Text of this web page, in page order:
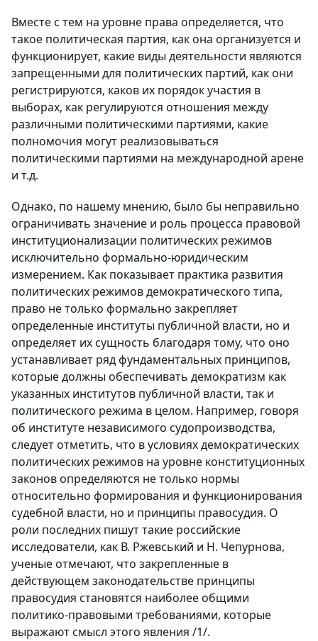
Вместе с тем на уровне права определяется, что
такое политическая партия, как она организуется и
функционирует, какие виды деятельности являются
запрещенными для политических партий, как они
регистрируются, каков их порядок участия в
выборах, как регулируются отношения между
различными политическими партиями, какие
полномочия могут реализовываться
политическими партиями на международной арене
и т.д.
Однако, по нашему мнению, было бы неправильно
ограничивать значение и роль процесса правовой
институционализации политических режимов
исключительно формально-юридическим
измерением. Как показывает практика развития
политических режимов демократического типа,
право не только формально закрепляет
определенные институты публичной власти, но и
определяет их сущность благодаря тому, что оно
устанавливает ряд фундаментальных принципов,
которые должны обеспечивать демократизм как
указанных институтов публичной власти, так и
политического режима в целом. Например, говоря
об институте независимого судопроизводства,
следует отметить, что в условиях демократических
политических режимов на уровне конституционных
законов определяются не только нормы
относительно формирования и функционирования
судебной власти, но и принципы правосудия. О
роли последних пишут такие российские
исследователи, как В. Ржевський и Н. Чепурнова,
ученые отмечают, что закрепленные в
действующем законодательстве принципы
правосудия становятся наиболее общими
политико-правовыми требованиями, которые
выражают смысл этого явления /1/.